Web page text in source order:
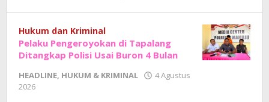
Junaedi
Hukum dan Kriminal
Pelaku Pengeroyokan di Tapalang
Ditangkap Polisi Usai Buron 4 Bulan
HEADLINE, HUKUM & KRIMINAL
4 Agustus
2026